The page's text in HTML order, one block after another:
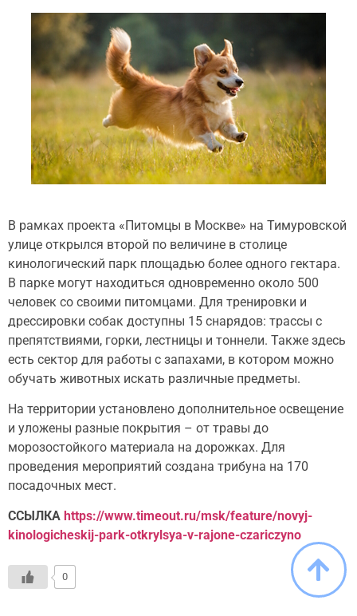
В рамках проекта «Питомцы в Москве» на Тимуровской
улице открылся второй по величине в столице
кинологический парк площадью более одного гектара.
В парке могут находиться одновременно около 500
человек со своими питомцами. Для тренировки и
дрессировки собак доступны 15 снарядов: трассы с
препятствиями, горки, лестницы и тоннели. Также здесь
есть сектор для работы с запахами, в котором можно
обучать животных искать различные предметы.
На территории установлено дополнительное освещение
и уложены разные покрытия – от травы до
морозостойкого материала на дорожках. Для
проведения мероприятий создана трибуна на 170
посадочных мест.
ССЫЛКА https://www.timeout.ru/msk/feature/novyj-
kinologicheskij-park-otkrylsya-v-rajone-czariczyno
0